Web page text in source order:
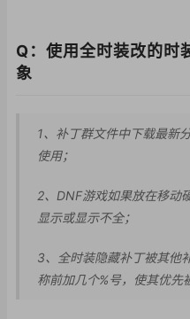
Q：使用全时装改的时
象
1、补丁群文件中下载最新
使用；
2、DNF游戏如果放在移动
显示或显示不全；
3、全时装隐藏补丁被其他
称前加几个%号，使其优先